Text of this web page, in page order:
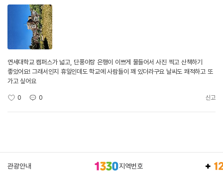
연세대학교 캠퍼스가 넓고, 단풍이랑 은행이 이쁘게 물들어서 사진 찍고 산책하기
좋았어요! 그래서인지 휴일인데도 학교에 사람들이 꽤 있더라구요 날씨도 쾌적하고 또
가고 싶어요
0 0 신고
관광안내 지역번호